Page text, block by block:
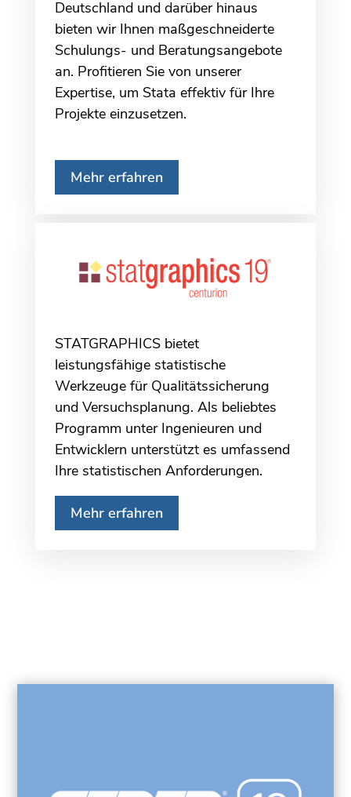
Deutschland und darüber hinaus
bieten wir Ihnen maßgeschneiderte
Schulungs- und Beratungsangebote
an. Profitieren Sie von unserer
Expertise, um Stata effektiv für Ihre
Projekte einzusetzen.
Mehr erfahren
STATGRAPHICS bietet
leistungsfähige statistische
Werkzeuge für Qualitätssicherung
und Versuchsplanung. Als beliebtes
Programm unter Ingenieuren und
Entwicklern unterstützt es umfassend
Ihre statistischen Anforderungen.
Mehr erfahren